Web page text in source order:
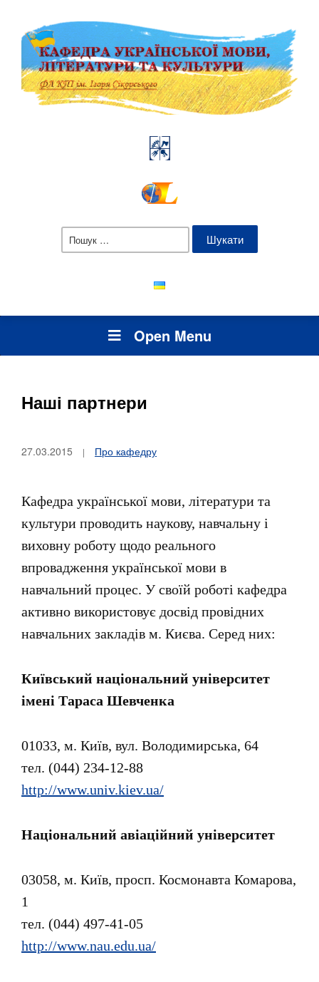
Пошук:
Open Menu
Наші партнери
27.03.2015 Про кафедру
Кафедра української мови, літератури та
культури проводить наукову, навчальну і
виховну роботу щодо реального
впровадження української мови в
навчальний процес. У своїй роботі кафедра
активно використовує досвід провідних
навчальних закладів м. Києва. Серед них:
Київський національний університет
імені Тараса Шевченка
01033, м. Київ, вул. Володимирська, 64
тел. (044) 234-12-88
http://www.univ.kiev.ua/
Національний авіаційний університет
03058, м. Київ, просп. Космонавта Комарова,
1
тел. (044) 497-41-05
http://www.nau.edu.ua/